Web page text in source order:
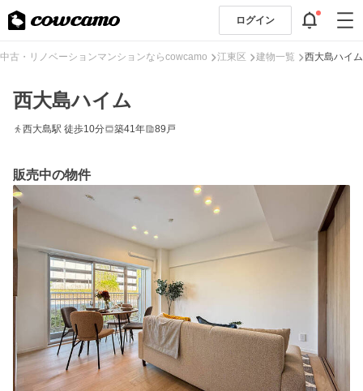
ログイン
中古・リノベーションマンションならcowcamo 江東区 建物一覧 西大島ハイム
西大島ハイム
西大島駅 徒歩10分 築41年 89戸
販売中の物件